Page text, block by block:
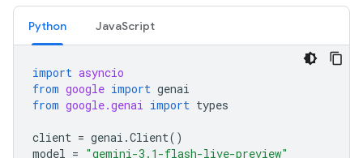
Python JavaScript
import asyncio
from google import genai
from google.genai import types
client = genai .Client()
model = "gemini-3.1-flash-live-preview"